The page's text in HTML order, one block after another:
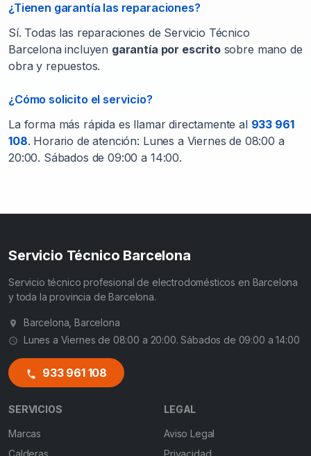
¿Tienen garantía las reparaciones?
Sí. Todas las reparaciones de Servicio Técnico
Barcelona incluyen garantía por escritosobre mano de
obra y repuestos.
¿Cómo solicito el servicio?
La forma más rápida es llamar directamente al 933 961
108. Horario de atención: Lunes a Viernes de 08:00 a
20:00. Sábados de 09:00 a 14:00.
Servicio Técnico Barcelona
Servicio técnico profesional de electrodomésticos en Barcelona
y toda la provincia de Barcelona.
Barcelona, Barcelona
Lunes a Viernes de 08:00 a 20:00. Sábados de 09:00 a 14:00
933 961 108
SERVICIOS
Marcas
LEGAL
Aviso Legal